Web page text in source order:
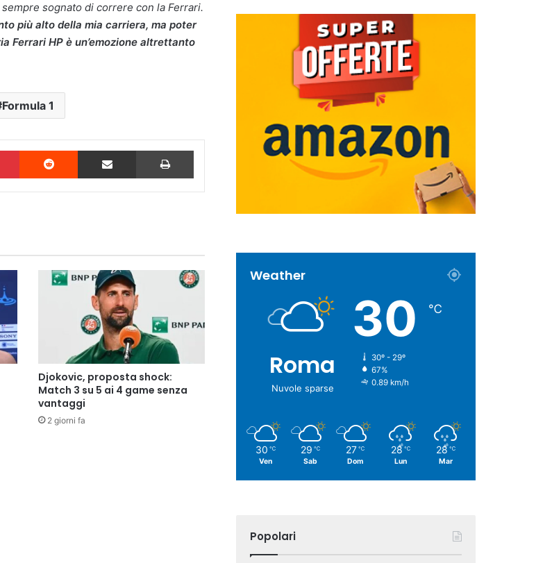
sognato di correre con la Ferrari.
più alto della mia carriera, ma poter
Ferrari HP è un’emozione altrettanto
Formula 1
Pinterest Reddit Condividi via Email Stampa
Djokovic, proposta shock:
Match 3 su 5 ai 4 game senza
vantaggi
2 giorni fa
Weather
Roma
Nuvole sparse
30 ℃
30º - 29º
67%
0.89 km/h
30 ℃
Ven
29 ℃
Sab
27 ℃
Dom
28 ℃
Lun
28 ℃
Mar
Popolari